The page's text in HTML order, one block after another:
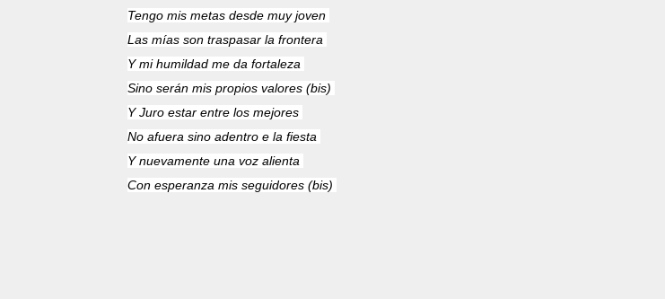
Tengo mis metas desde muy joven
Las mías son traspasar la frontera
Y mi humildad me da fortaleza
Sino serán mis propios valores (bis)
Y Juro estar entre los mejores
No afuera sino adentro e la fiesta
Y nuevamente una voz alienta
Con esperanza mis seguidores (bis)